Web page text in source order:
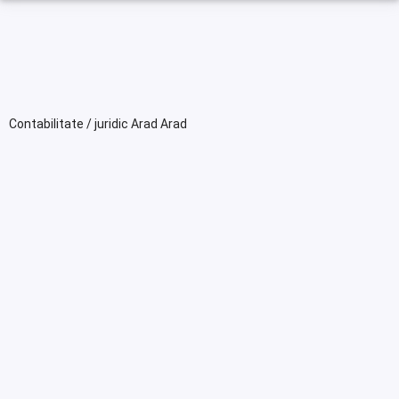
Contabilitate / juridic Arad Arad